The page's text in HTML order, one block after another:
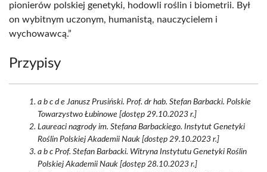
pionierów polskiej genetyki, hodowli roślin i biometrii. Był
on wybitnym uczonym, humanistą, nauczycielem i
wychowawcą.”
Przypisy
a b c d e Janusz Prusiński. Prof. dr hab. Stefan Barbacki. Polskie
Towarzystwo Łubinowe [dostęp 29.10.2023 r.]
Laureaci nagrody im. Stefana Barbackiego. Instytut Genetyki
Roślin Polskiej Akademii Nauk [dostęp 29.10.2023 r.]
a b c Prof. Stefan Barbacki. Witryna Instytutu Genetyki Roślin
Polskiej Akademii Nauk [dostęp 28.10.2023 r.]